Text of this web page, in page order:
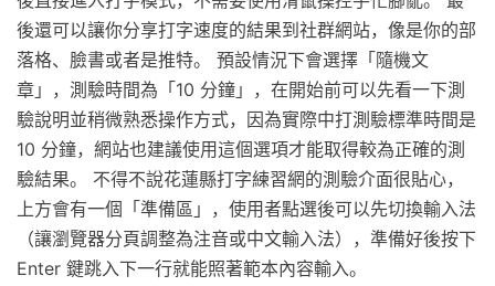
後還可以讓你分享打字速度的結果到社群網站，像是你的部
落格、臉書或者是推特。 預設情況下會選擇「隨機文
章」，測驗時間為「10 分鐘」，在開始前可以先看一下測
驗說明並稍微熟悉操作方式，因為實際中打測驗標準時間是
10 分鐘，網站也建議使用這個選項才能取得較為正確的測
驗結果。 不得不說花蓮縣打字練習網的測驗介面很貼心，
上方會有一個「準備區」，使用者點選後可以先切換輸入法
（讓瀏覽器分頁調整為注音或中文輸入法），準備好後按下
Enter 鍵跳入下一行就能照著範本內容輸入。